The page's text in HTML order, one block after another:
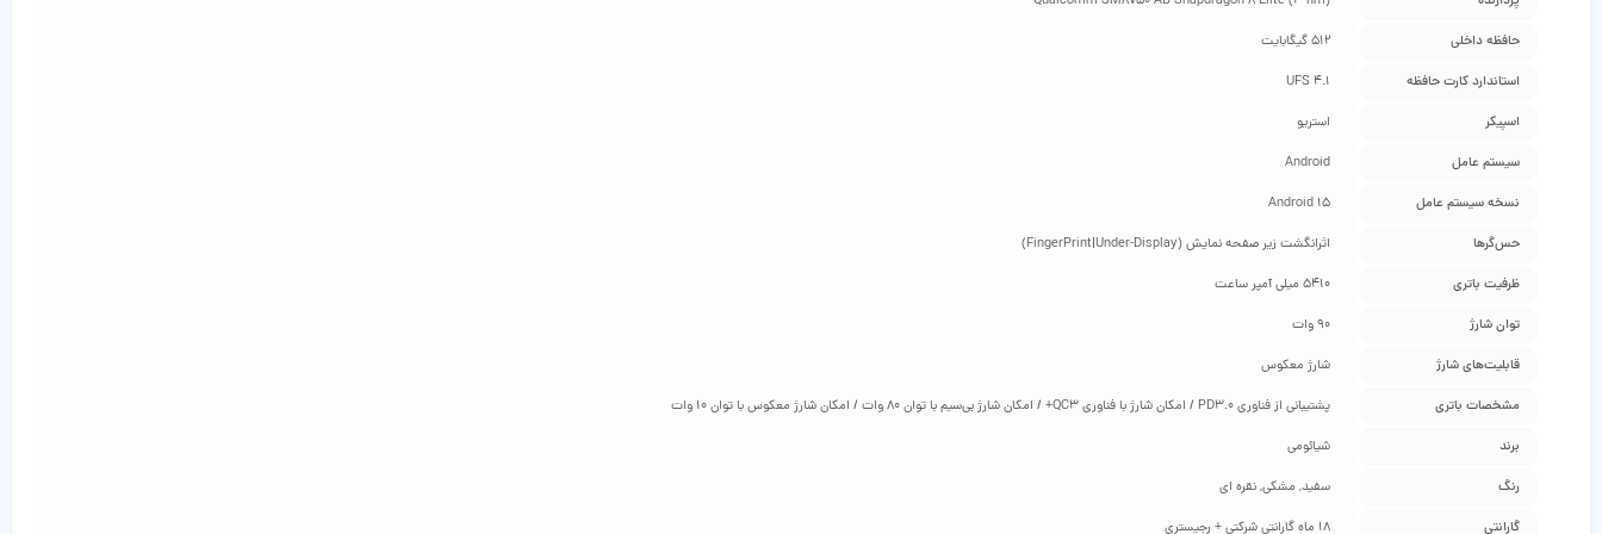
حافظه داخلی 512 گیگابایت
استاندارد کارت حافظه UFS 4.1
اسپیکر استریو
سیستم عامل Android
نسخه سیستم عامل Android 15
حس‌گرها اثرانگشت زیر صفحه نمایش (FingerPrint|Under-Display)
ظرفیت باتری 5410 میلی آمپر ساعت
توان شارژ 90 وات
قابلیت‌های شارژ شارژ معکوس
مشخصات باتری پشتیبانی از فناوری PD3.0 / امکان شارژ با فناوری QC3+ / امکان شارژ بی‌سیم با توان 80 وات / امکان شارژ معکوس با توان 10 وات
برند شیائومی
رنگ سفید, مشکی, نقره ای
گارانتی 18 ماه گارانتی شرکتی + رجیستری